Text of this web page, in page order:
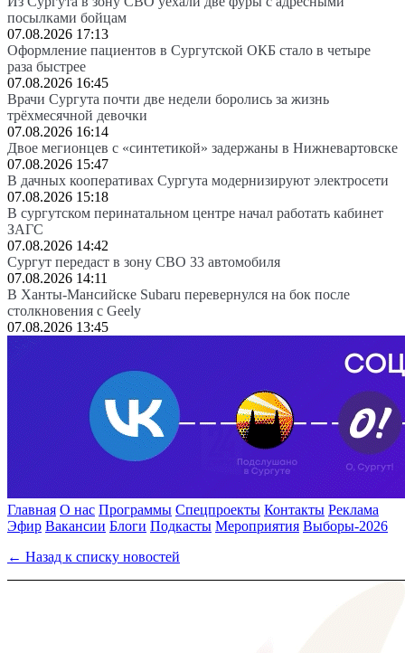
посылками бойцам
07.08.2026 17:13
Оформление пациентов в Сургутской ОКБ стало в четыре
раза быстрее
07.08.2026 16:45
Врачи Сургута почти две недели боролись за жизнь
трёхмесячной девочки
07.08.2026 16:14
Двое мегионцев с «синтетикой» задержаны в Нижневартовске
07.08.2026 15:47
В дачных кооперативах Сургута модернизируют электросети
07.08.2026 15:18
В сургутском перинатальном центре начал работать кабинет
ЗАГС
07.08.2026 14:42
Сургут передаст в зону СВО 33 автомобиля
07.08.2026 14:11
В Ханты-Мансийске Subaru перевернулся на бок после
столкновения с Geely
07.08.2026 13:45
Главная О нас Программы Спецпроекты Контакты Реклама
Эфир Вакансии Блоги Подкасты Мероприятия Выборы-2026
← Назад к списку новостей